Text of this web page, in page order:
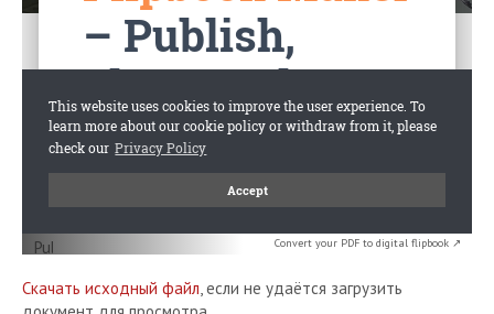
Convert your PDF to digital flipbook ↗
Скачать исходный файл, если не удаётся загрузить